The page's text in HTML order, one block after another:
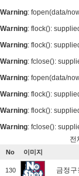
Warning: fopen(data/
Warning: flock():
Warning: flock():
Warning: fclose():
Warning: fopen(data/
Warning: flock():
Warning: flock():
Warning: fclose():
전
No 이미지
130 금정구